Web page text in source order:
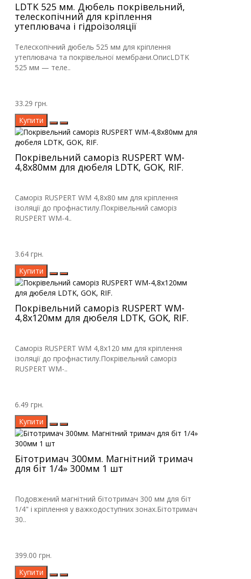
LDTK 525 мм. Дюбель покрівельний,
телескопічний для кріплення
утеплювача і гідроізоляції
Телескопічний дюбель 525 мм для кріплення
утеплювача та покрівельної мембрани.ОписLDTK
525 мм — теле..
33.29 грн.
Купити
Покрівельний саморіз RUSPERT WM-
4,8х80мм для дюбеля LDTK, GOK, RIF.
Саморіз RUSPERT WM 4,8х80 мм для кріплення
ізоляції до профнастилу.Покрівельний саморіз
RUSPERT WM-4..
3.64 грн.
Купити
Покрівельний саморіз RUSPERT WM-
4,8х120мм для дюбеля LDTK, GOK, RIF.
Саморіз RUSPERT WM 4,8х120 мм для кріплення
ізоляції до профнастилу.Покрівельний саморіз
RUSPERT WM-..
6.49 грн.
Купити
Бітотримач 300мм. Магнітний тримач
для біт 1/4» 300мм 1 шт
Подовжений магнітний бітотримач 300 мм для біт
1/4" і кріплення у важкодоступних зонах.Бітотримач
30..
399.00 грн.
Купити